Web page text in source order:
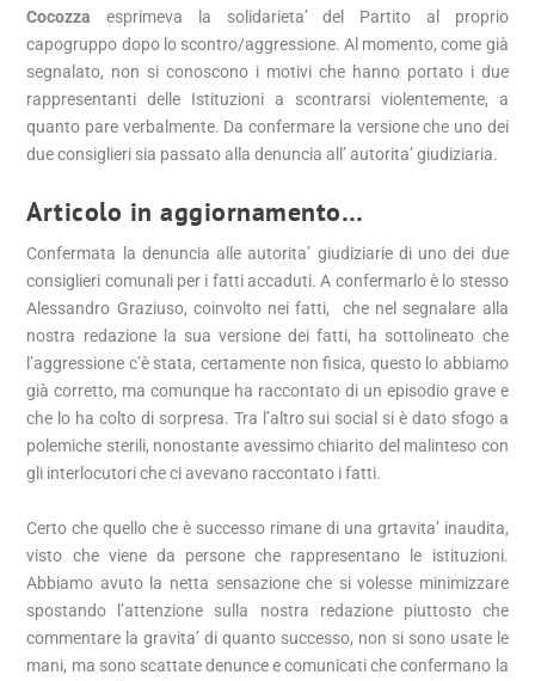
Cocozza esprimeva la solidarieta’ del Partito al proprio
capogruppo dopo lo scontro/aggressione. Al momento, come già
segnalato, non si conoscono i motivi che hanno portato i due
rappresentanti delle Istituzioni a scontrarsi violentemente, a
quanto pare verbalmente. Da confermare la versione che uno dei
due consiglieri sia passato alla denuncia all’ autorita’ giudiziaria.
Articolo in aggiornamento…
Confermata la denuncia alle autorita’ giudiziarie di uno dei due
consiglieri comunali per i fatti accaduti. A confermarlo è lo stesso
Alessandro Graziuso, coinvolto nei fatti, che nel segnalare alla
nostra redazione la sua versione dei fatti, ha sottolineato che
l’aggressione c’è stata, certamente non fisica, questo lo abbiamo
già corretto, ma comunque ha raccontato di un episodio grave e
che lo ha colto di sorpresa. Tra l’altro sui social si è dato sfogo a
polemiche sterili, nonostante avessimo chiarito del malinteso con
gli interlocutori che ci avevano raccontato i fatti.
Certo che quello che è successo rimane di una grtavita’ inaudita,
visto che viene da persone che rappresentano le istituzioni.
Abbiamo avuto la netta sensazione che si volesse minimizzare
spostando l’attenzione sulla nostra redazione piuttosto che
commentare la gravita’ di quanto successo, non si sono usate le
mani, ma sono scattate denunce e comunicati che confermano la